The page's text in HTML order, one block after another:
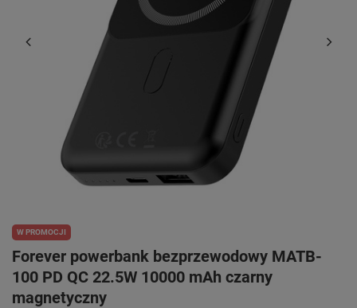
W PROMOCJI
Forever powerbank bezprzewodowy MATB-
100 PD QC 22.5W 10000 mAh czarny
magnetyczny